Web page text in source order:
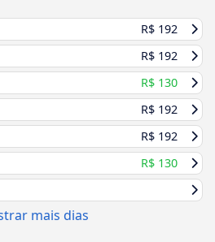
R$ 192
R$ 192
R$ 130
R$ 192
R$ 192
R$ 130
mais dias